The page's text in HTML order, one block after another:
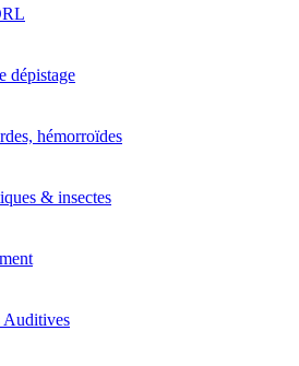
dépistage
hémorroïdes
& insectes
Auditives